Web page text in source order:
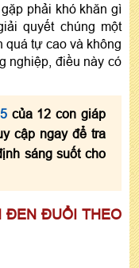
phải khó khăn gì
quyết chúng một
quá tự cao và không
nghiệp, điều này có
của 12 con giáp
cập ngay để tra
sáng suốt cho
ĐEN ĐUỔI THEO